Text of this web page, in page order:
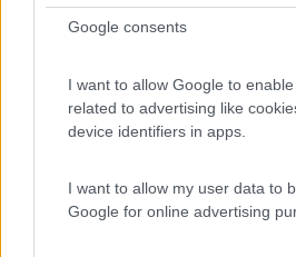
Google consents
I want to allow Google to
related to advertising like
device identifiers in apps.
I want to allow my user data to
Google for online advertising